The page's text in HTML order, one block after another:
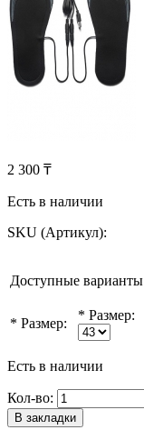
2 300 ₸
Есть в наличии
SKU (Артикул):
Доступные варианты
* Размер:
* Размер:
Есть в наличии
Кол-во:
В закладки